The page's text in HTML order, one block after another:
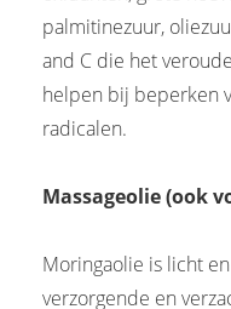
palmitinezuur,
and C die het
helpen bij beperken
radicalen.
Massageolie (ook
Moringaolie is licht
verzorgende en